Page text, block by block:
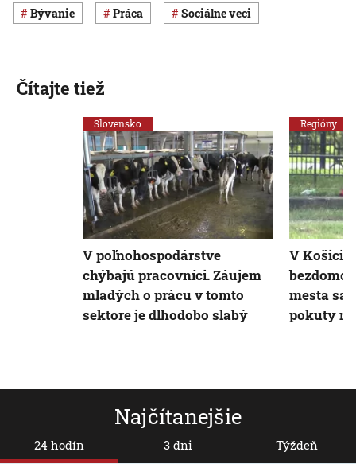
Bývanie Práca Sociálne veci
Najčítanejšie
24 hodín 3 dni Týždeň
Čítajte tiež
Slovensko
V poľnohospodárstve
chýbajú pracovníci. Záujem
mladých o prácu v tomto
sektore je dlhodobo slabý
Regióny
V
mesta sa
pokuty